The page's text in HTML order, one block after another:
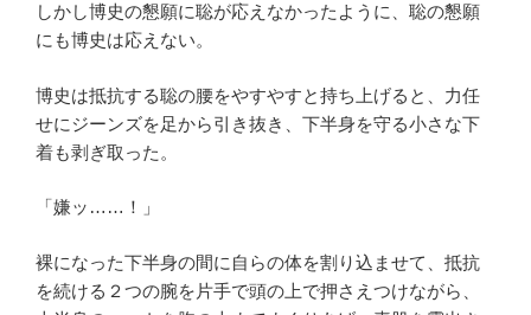
しかし博史の懇願に聡が応えなかったように、聡の懇願
にも博史は応えない。
博史は抵抗する聡の腰をやすやすと持ち上げると、力任
せにジーンズを足から引き抜き、下半身を守る小さな下
着も剥ぎ取った。
「嫌ッ……！」
裸になった下半身の間に自らの体を割り込ませて、抵抗
を続ける２つの腕を片手で頭の上で押さえつけながら、